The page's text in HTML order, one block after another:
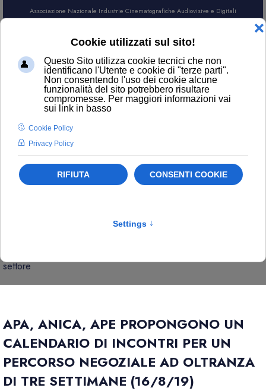
Associazione Nazionale Industrie Cinematografiche Audiovisive e Digitali
CERCA
settore
APA, ANICA, APE PROPONGONO UN
CALENDARIO DI INCONTRI PER UN
PERCORSO NEGOZIALE AD OLTRANZA
DI TRE SETTIMANE (16/8/19)